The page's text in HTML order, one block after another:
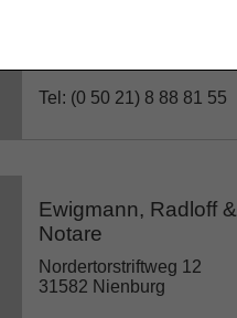
Tel: (0 50 21) 8 88 81 55
Ewigmann, Radloff
Notare
Nordertorstriftweg 12
31582 Nienburg